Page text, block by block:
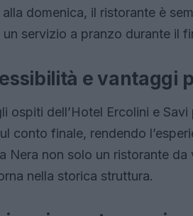
alla domenica, il ristorante è
un servizio a pranzo durante il
e vantaggi
ospiti dell’Hotel Ercolini e
conto finale, rendendo
Nera non solo un ristorante
nella storica struttura.